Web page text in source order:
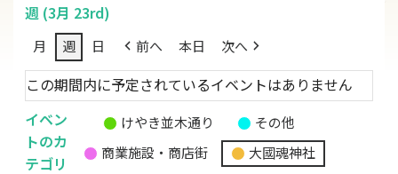
週 (3月 23rd)
月 週 日 前へ 本日 次へ
この期間内に予定されているイベントはありません
イベン
トのカ
テゴリ
題
けやき並木通り
その他
商業施設・商店街
大國魂神社